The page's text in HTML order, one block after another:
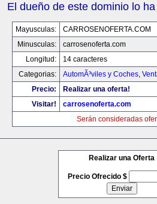
El dueño de este dominio lo
Mayusculas:
CARROSENOFERTA.COM
Minusculas:
carrosenoferta.com
Longitud:
14 caracteres
Categorias:
AutomÃ³viles y Coches,
Precio:
Realizar una oferta!
Visitar!
carrosenoferta.com
Serán consideradas
Realizar una Oferta
Precio Ofrecido $